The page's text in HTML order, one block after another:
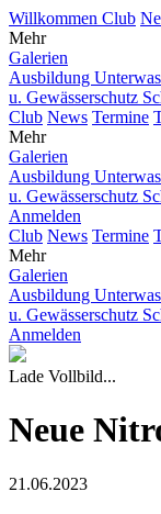
Willkommen Club
Mehr
Galerien
Ausbildung
u. Gewässerschutz
Club News Termine
Mehr
Galerien
Ausbildung
u. Gewässerschutz
Anmelden
Club News Termine
Mehr
Galerien
Ausbildung
u. Gewässerschutz
Anmelden
Lade Vollbild...
Neue
21.06.2023